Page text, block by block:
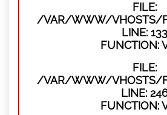
FILE:
/VAR/WWW/VHOSTS/
LINE: 133
FUNCTION:
FILE:
/VAR/WWW/VHOSTS/
LINE:
FUNCTION: